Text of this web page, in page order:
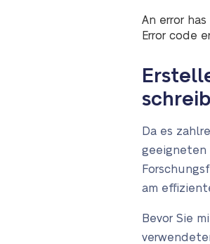
An error
Error code
Da es
geeigneten
am
Bevor Sie